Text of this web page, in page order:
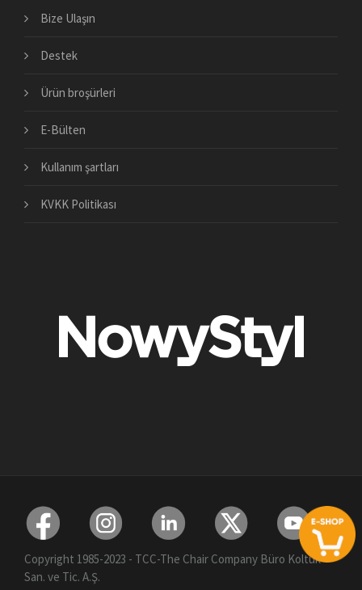
Bize Ulaşın
Destek
Ürün broşürleri
E-Bülten
Kullanım şartları
KVKK Politikası
Copyright 1985-2023 - TCC-The Chair Company Büro Koltuk
San. ve Tic. A.Ş.